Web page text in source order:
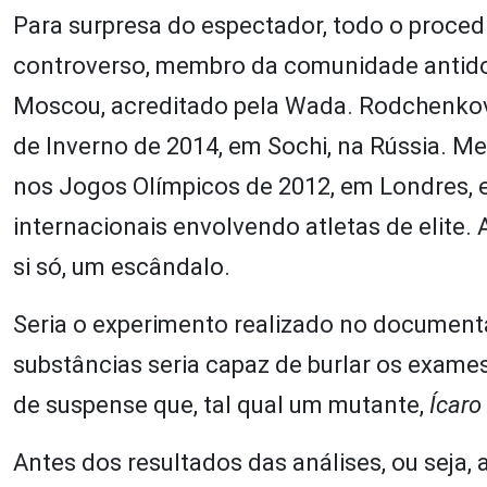
Para surpresa do espectador, todo o
controverso, membro da comunidade
Moscou, acreditado pela Wada.
de Inverno de 2014, em Sochi, na Rússia.
nos Jogos Olímpicos de 2012, em
internacionais envolvendo atletas de elite.
si só, um escândalo.
Seria o experimento realizado no
substâncias seria capaz de burlar os
de suspense que, tal qual um mutante, Ícaro
Antes dos resultados das análises, ou